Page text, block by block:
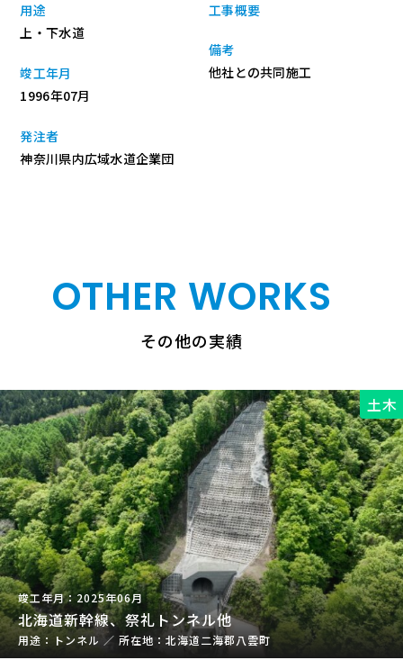
用途
上・下水道
竣工年月
1996年07月
発注者
神奈川県内広域水道企業団
工事概要
備考
他社との共同施工
OTHER WORKS
その他の実績
土木
2025年06月
北海道新幹線、祭礼トンネル他
トンネル ／ 北海道二海郡八雲町